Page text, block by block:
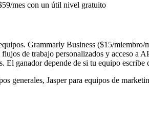
mes con un útil nivel gratuito
Grammarly Business ($15/
de trabajo personalizados y acceso a
El ganador depende de si tu equipo
generales, Jasper para equipos de